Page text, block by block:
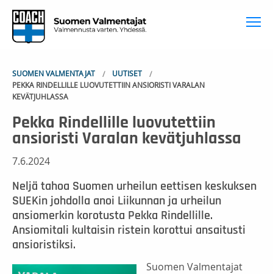
SUOMEN VALMENTAJAT
UUTISET
PEKKA RINDELLILLE LUOVUTETTIIN ANSIORISTI VARALAN
KEVÄTJUHLASSA
Pekka Rindellille luovutettiin
ansioristi Varalan kevätjuhlassa
7.6.2024
Neljä tahoa Suomen urheilun eettisen keskuksen
SUEKin johdolla anoi Liikunnan ja urheilun
ansiomerkin korotusta Pekka Rindellille.
Ansiomitali kultaisin ristein korottui ansaitusti
ansioristiksi.
Suomen Valmentajat